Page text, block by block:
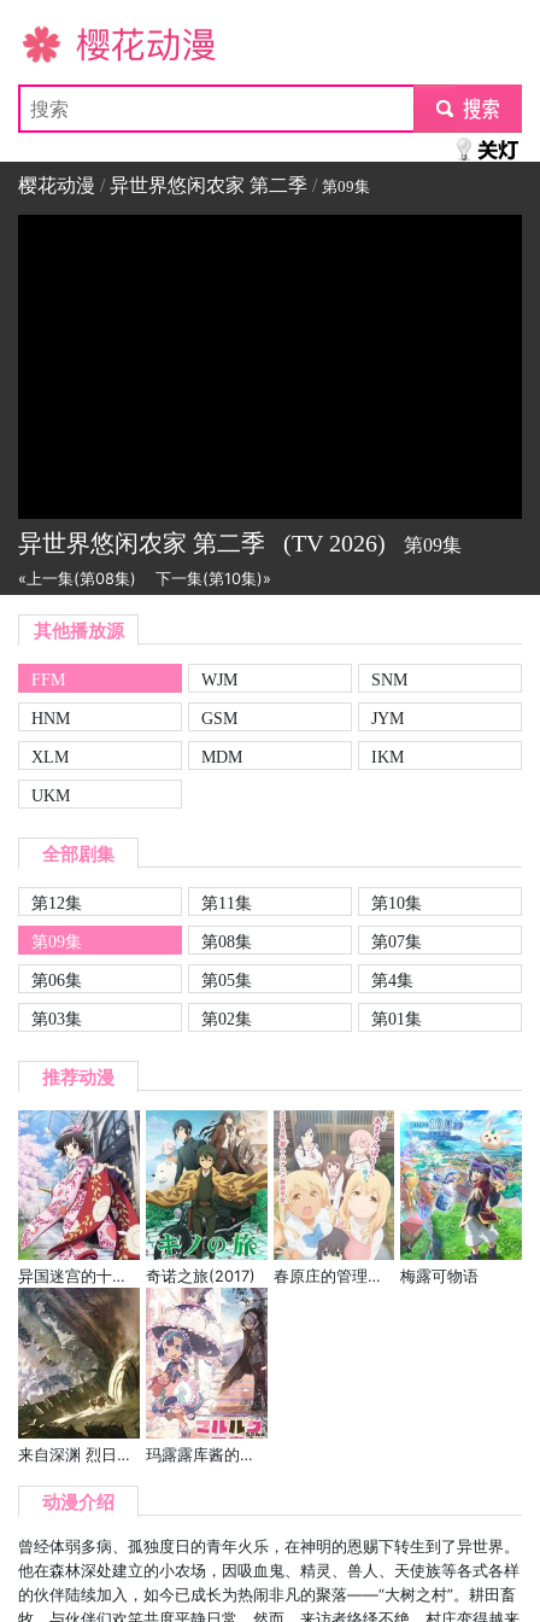
樱花动漫
submit
樱花动漫 /异世界悠闲农家 第二季 / 第09集
异世界悠闲农家 第二季 (TV 2026) 第09集
«上一集(第08集) 下一集(第10集)»
其他播放源
FFM WJM
SNM
HNM
GSM
JYM
XLM
MDM
IKM
UKM
全部剧集
第12集 第11集
第10集
第09集
第08集
第07集
第06集
第05集
第4集
第03集
第02集 第01集
推荐动漫
异国迷宫的十字路口 奇诺之旅(2017) 春原庄的管理人小姐 梅露可物语
来自深渊 烈日的黄金乡 玛露露库酱的日常
动漫介绍
曾经体弱多病、孤独度日的青年火乐，在神明的恩赐下转生到了异世界。
他在森林深处建立的小农场，因吸血鬼、精灵、兽人、天使族等各式各样
的伙伴陆续加入，如今已成长为热闹非凡的聚落——“大树之村”。耕田畜
牧，与伙伴们欢笑共度平静日常。然而，来访者络绎不绝，村庄变得越来